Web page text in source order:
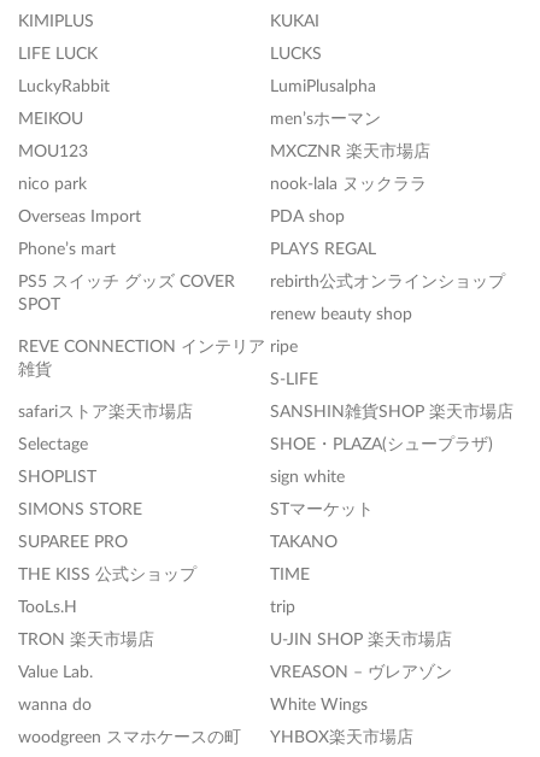
KIMIPLUS
KUKAI
LIFE LUCK
LUCKS
LuckyRabbit
LumiPlusalpha
MEIKOU
men’sホーマン
MOU123
MXCZNR 楽天市場店
nico park
nook-lala ヌックララ
Overseas Import
PDA shop
Phone’s mart
PLAYS REGAL
PS5 スイッチ グッズ COVER
SPOT
rebirth公式オンラインショップ
renew beauty shop
REVE CONNECTION インテリア
雑貨
ripe
S-LIFE
safariストア楽天市場店
SANSHIN雑貨SHOP 楽天市場店
Selectage
SHOE・PLAZA(シュープラザ)
SHOPLIST
sign white
SIMONS STORE
STマーケット
SUPAREE PRO
TAKANO
THE KISS 公式ショップ
TIME
TooLs.H
trip
TRON 楽天市場店
U-JIN SHOP 楽天市場店
Value Lab.
VREASON – ヴレアゾン
wanna do
White Wings
woodgreen スマホケースの町
YHBOX楽天市場店